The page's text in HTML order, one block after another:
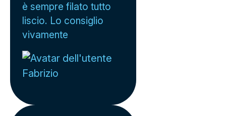
è sempre filato tutto
liscio. Lo consiglio
vivamente
Fabrizio